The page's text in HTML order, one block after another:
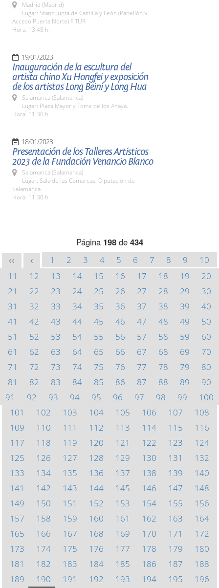
Madrid (Madrid)
Lugar: Stand Junta de Castilla y León (Pabellón 9.
Acceso Puerta Norte) FITUR
Hora: 13:45 h.
19/01/2023
Inauguración de la escultura del
artista chino Xu Hongfei y exposición
de los artistas Long Beini y Long Hua
Salamanca (Salamanca)
Lugar: Plaza Mayor y Torre de los Anaya.
Hora: 11:30 h.
18/01/2023
Presentación de los Talleres Artísticos
2023 de la Fundación Venancio Blanco
Salamanca (Salamanca)
Lugar: Sala de las Comarcas. Diputación de
Salamanca
Hora: 11:30 h.
Página 198de 434
<< < 1 2 3 4 5 6 7 8 9
10
11
12 13 14 15 16 17 18 19
20
21
22 23 24 25 26 27 28 29
30
31
32 33 34 35 36 37 38 39
40
41
42 43 44 45 46 47 48 49
50
51
52 53 54 55 56 57 58 59
60
61
62 63 64 65 66 67 68 69
70
71
72 73 74 75 76 77 78 79
80
81
82 83 84 85 86 87 88 89
90
91
92 93 94 95 96 97 98 99
100
101
102 103 104 105 106 107
108
109
110 111 112 113 114 115
116
117
118 119 120 121 122 123
124
125
126 127 128 129 130 131
132
133
134 135 136 137 138 139
140
141
142 143 144 145 146 147
148
149
150 151 152 153 154 155
156
157
158 159 160 161 162 163
164
165
166 167 168 169 170 171
172
173
174 175 176 177 178 179
180
181
182 183 184 185 186 187
188
189
190 191 192 193 194 195
196